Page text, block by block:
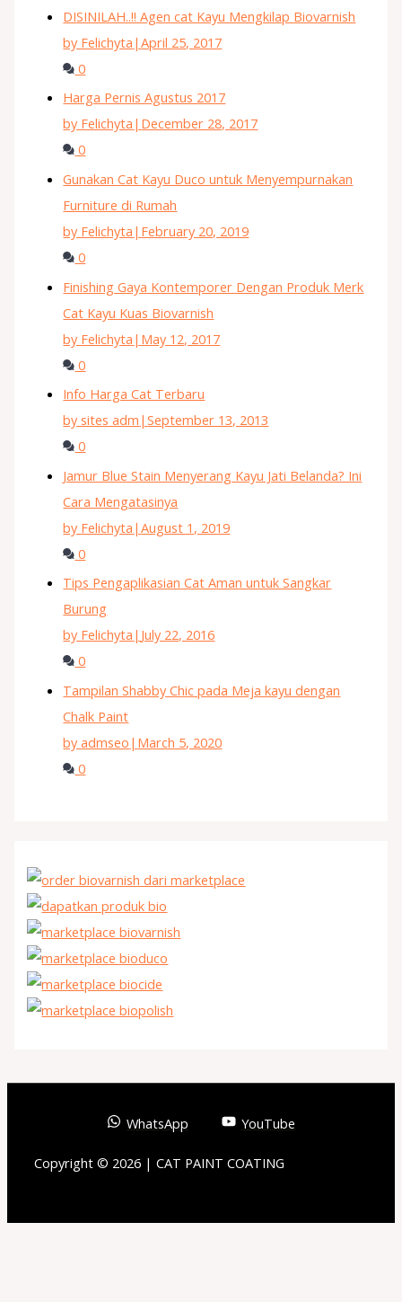
DISINILAH..!! Agen cat Kayu Mengkilap Biovarnish
by Felichyta |April 25, 2017
0
Harga Pernis Agustus 2017
by Felichyta | December 28, 2017
0
Gunakan Cat Kayu Duco untuk Menyempurnakan
Furniture di Rumah
by Felichyta | February 20, 2019
0
Finishing Gaya Kontemporer Dengan Produk Merk
Cat Kayu Kuas Biovarnish
by Felichyta | May 12, 2017
0
Info Harga Cat Terbaru
by sites adm |September 13, 2013
0
Jamur Blue Stain Menyerang Kayu Jati Belanda? Ini
Cara Mengatasinya
by Felichyta |August 1, 2019
0
Tips Pengaplikasian Cat Aman untuk Sangkar
Burung
by Felichyta | July 22, 2016
0
Tampilan Shabby Chic pada Meja kayu dengan
Chalk Paint
by admseo | March 5, 2020
0
WhatsApp YouTube
Copyright © 2026 | CAT PAINT COATING